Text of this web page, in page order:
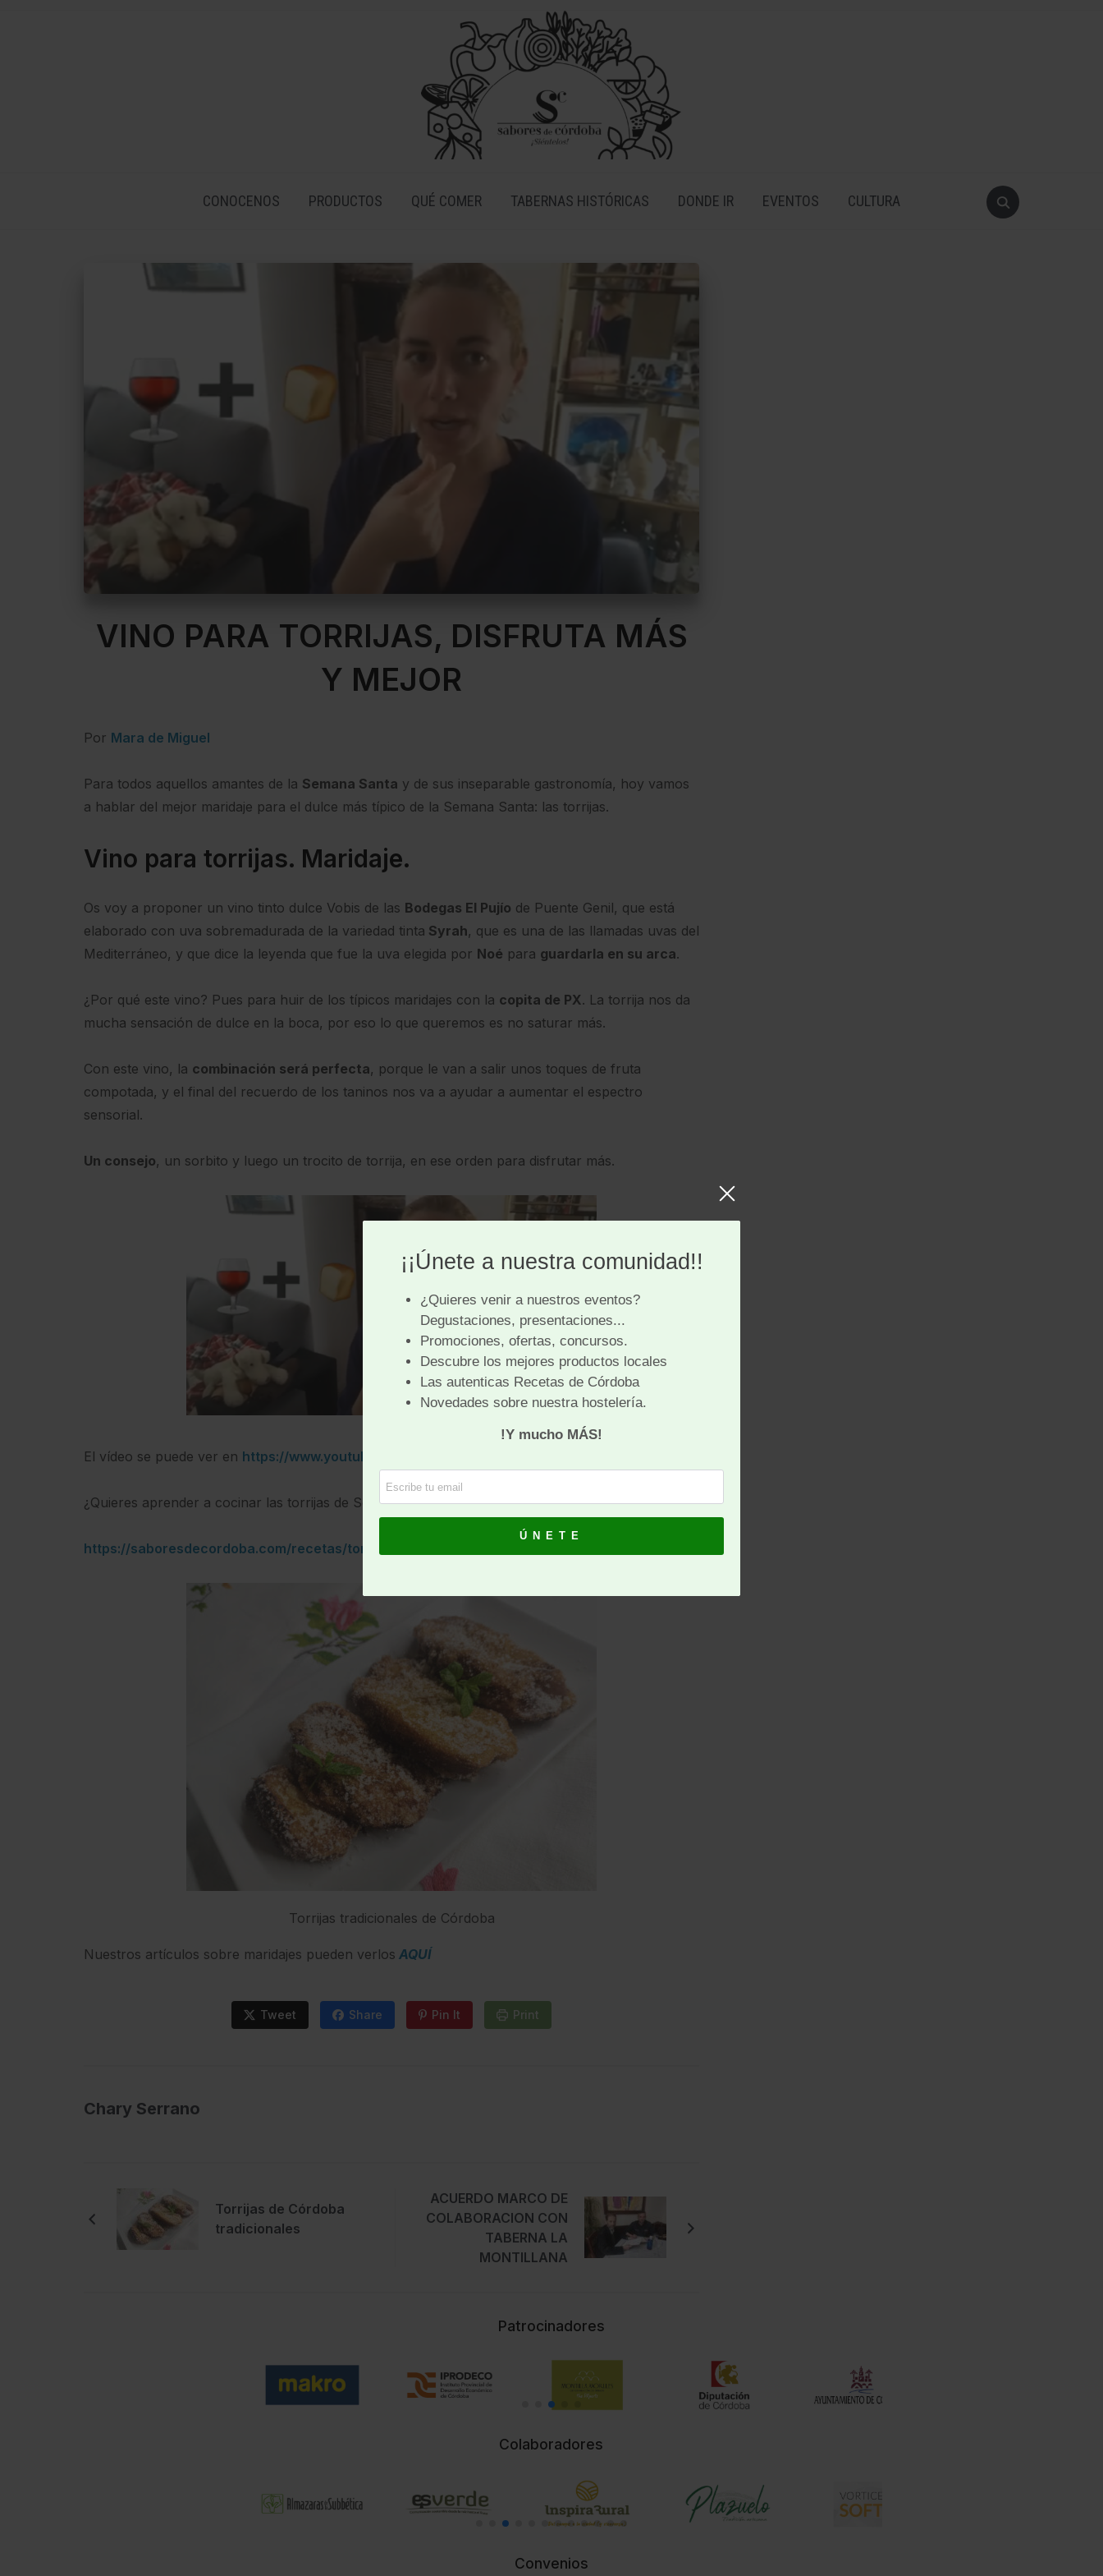
CONOCENOS PRODUCTOS QUÉ COMER TABERNAS HISTÓRICAS DONDE IR EVENTOS CULTURA
VINO PARA TORRIJAS, DISFRUTA MÁS
Y MEJOR
Por Mara de Miguel
Para todos aquellos amantes de la Semana Santa y de sus inseparable gastronomía, hoy vamos
a hablar del mejor maridaje para el dulce más típico de la Semana Santa: las torrijas.
Vino para torrijas. Maridaje.
Os voy a proponer un vino tinto dulce Vobis de las Bodegas El Pujío de Puente Genil, que está
elaborado con uva sobremadurada de la variedad tinta Syrah, que es una de las llamadas uvas del
Mediterráneo, y que dice la leyenda que fue la uva elegida por Noé para guardarla en su arca.
¿Por qué este vino? Pues para huir de los típicos maridajes con la copita de PX. La torrija nos da
mucha sensación de dulce en la boca, por eso lo que queremos es no saturar más.
Con este vino, la combinación será perfecta, porque le van a salir unos toques de fruta
compotada, y el final del recuerdo de los taninos nos va a ayudar a aumentar el espectro
sensorial.
Un consejo, un sorbito y luego un trocito de torrija, en ese orden para disfrutar más.
El vídeo se puede ver en https://www.youtube.com/watch?v=k6gNmtQhMM8
¿Quieres aprender a cocinar las torrijas de Semana Santa? Pincha en el link y anímate a hacerlas
https://saboresdecordoba.com/recetas/torrijas-de-cordoba-tradicionales
Torrijas tradicionales de Córdoba
Nuestros artículos sobre maridajes pueden verlos AQUÍ
Tweet Share Pin It Print
Chary Serrano
Torrijas de Córdoba
tradicionales
ACUERDO MARCO DE
COLABORACION CON
TABERNA LA
MONTILLANA
Patrocinadores
Colaboradores
Convenios